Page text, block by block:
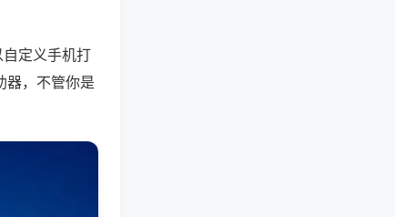
定义手机打
器，不管你是